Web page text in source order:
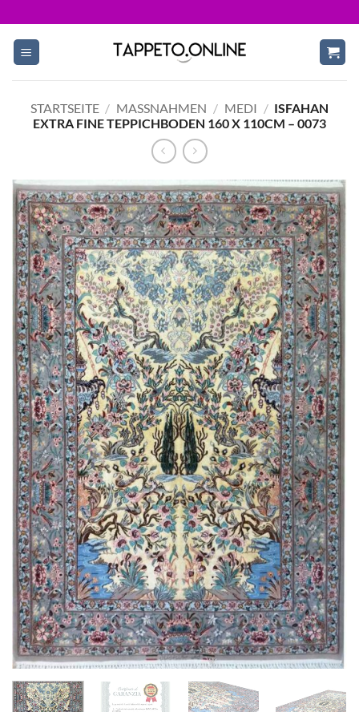
to
content
STARTSEITE / MASSNAHMEN / MEDI / ISFAHAN
EXTRA FINE TEPPICHBODEN 160 X 110CM – 0073